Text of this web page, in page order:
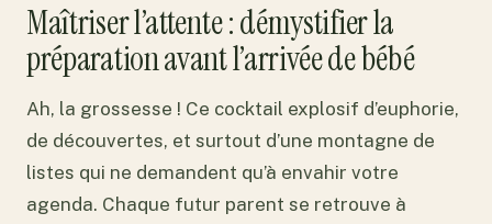
Maîtriser l’attente : démystifier la
préparation avant l’arrivée de bébé
Ah, la grossesse ! Ce cocktail explosif d’euphorie,
de découvertes, et surtout d’une montagne de
listes qui ne demandent qu’à envahir votre
agenda. Chaque futur parent se retrouve à